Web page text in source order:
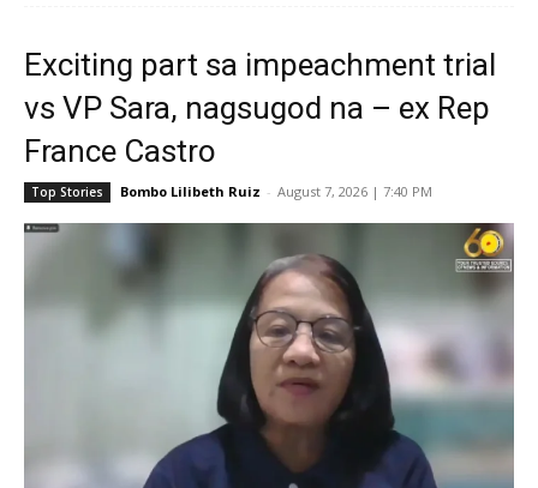
Exciting part sa impeachment trial
vs VP Sara, nagsugod na – ex Rep
France Castro
Top Stories Bombo Lilibeth Ruiz - August 7, 2026 | 7:40 PM